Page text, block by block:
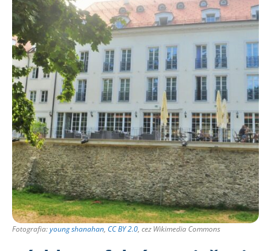
Fotografia:young shanahan, CC BY 2.0, cez Wikimedia Commons